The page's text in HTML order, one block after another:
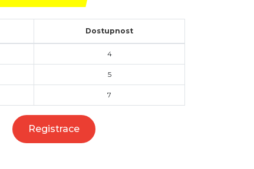
Dostupnost
4
5
7
Registrace